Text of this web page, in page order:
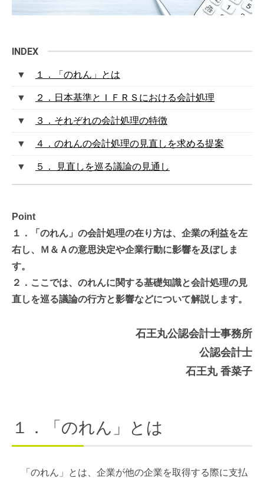
運営会社
１．「のれん」とは
２．日本基準とＩＦＲＳにおける会計処理
３．それぞれの会計処理の特徴
４．のれんの会計処理の見直しを求める提案
５． 見直しを巡る議論の見通し
Point
１．「のれん」の会計処理の在り方は、企業の利益を左
右し、Ｍ＆Ａの意思決定や企業行動に影響を及ぼしま
す。
２．ここでは、のれんに関する基礎知識と会計処理の見
直しを巡る議論の行方と影響などについて解説します。
石王丸公認会計士事務所
公認会計士
石王丸 香菜子
１．「のれん」とは
「のれん」とは、企業が他の企業を取得する際に支払